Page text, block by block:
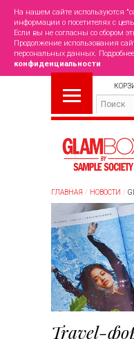
На нашем сайте используются
информации о посетителях с
Если вы не согласны со сбором
Продолжение использования
персональных данных.
конфиденциальности
ГЛАВНАЯ НОВОСТИ
Travel-